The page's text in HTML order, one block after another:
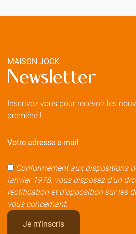
MAISON JOCK
Newsletter
Inscrivez vous pour recevoir les
première !
Votre adresse e-mail
Conformément aux dispositions
janvier 1978, vous disposez d'un
rectification et d'opposition sur les
vous concernant.